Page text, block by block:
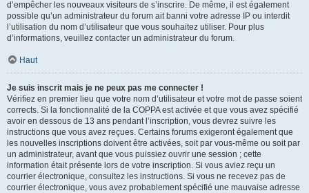
d’empêcher les nouveaux visiteurs de s’inscrire. De même, il est également
possible qu’un administrateur du forum ait banni votre adresse IP ou interdit
l’utilisation du nom d’utilisateur que vous souhaitez utiliser. Pour plus
d’informations, veuillez contacter un administrateur du forum.
Haut
Je suis inscrit mais je ne peux pas me connecter !
Vérifiez en premier lieu que votre nom d’utilisateur et votre mot de passe soient
corrects. Si la fonctionnalité de la COPPA est activée et que vous avez spécifié
avoir en dessous de 13 ans pendant l’inscription, vous devrez suivre les
instructions que vous avez reçues. Certains forums exigeront également que
les nouvelles inscriptions doivent être activées, soit par vous-même ou soit par
un administrateur, avant que vous puissiez ouvrir une session ; cette
information était présente lors de votre inscription. Si vous aviez reçu un
courrier électronique, consultez les instructions. Si vous ne recevez pas de
courrier électronique, vous avez probablement spécifié une mauvaise adresse